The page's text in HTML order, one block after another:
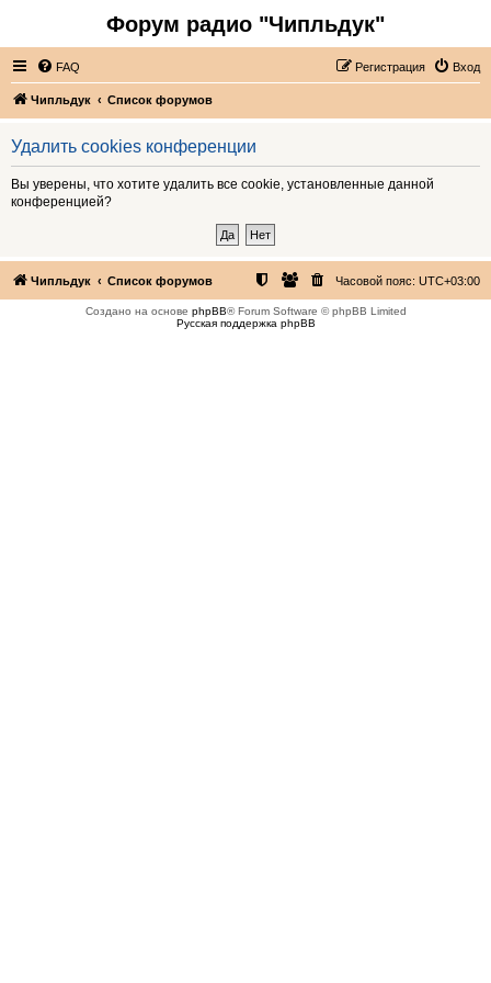
Форум радио "Чипльдук"
FAQ Вход
Регистрация
Чипльдук Список форумов
Удалить cookies конференции
Вы уверены, что хотите удалить все cookie, установленные данной
конференцией?
Чипльдук Список форумов Часовой пояс: UTC+03:00
Создано на основе phpBB® Forum Software © phpBB Limited
Русская поддержка phpBB